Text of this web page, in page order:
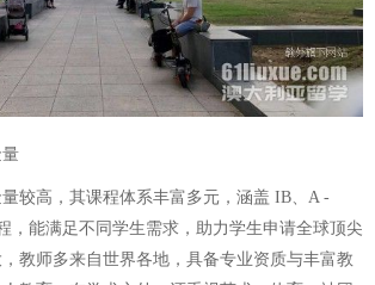
较高，其课程体系丰富多元，涵盖 IB、A -
，能满足不同学生需求，助力学生申请全球顶尖
教师多来自世界各地，具备专业资质与丰富教